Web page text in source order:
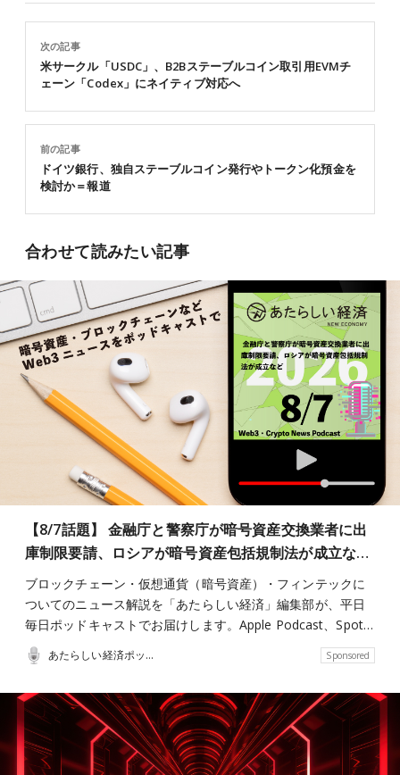
前の記事
ドイツ銀行、独自ステーブルコイン発行やトークン化預金を
検討か＝報道
次の記事
米サークル「USDC」、B2Bステーブルコイン取引用EVMチ
ェーン「Codex」にネイティブ対応へ
合わせて読みたい記事
【8/7話題】 金融庁と警察庁が暗号資産交換業者に出
庫制限要請、ロシアが暗号資産包括規制法が成立な…
ブロックチェーン・仮想通貨（暗号資産）・フィンテックに
ついてのニュース解説を「あたらしい経済」編集部が、平日
毎日ポッドキャストでお届けします。Apple Podcast、Spot…
あたらしい経済ポッドキャスト Sponsored